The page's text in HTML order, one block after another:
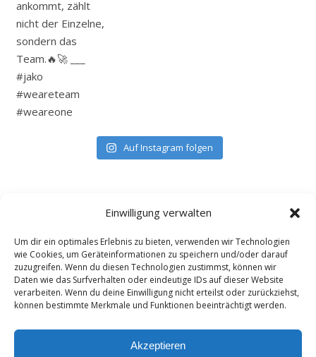
Einwilligung verwalten
Um dir ein optimales Erlebnis zu bieten, verwenden wir Technologien
wie Cookies, um Geräteinformationen zu speichern und/oder darauf
zuzugreifen. Wenn du diesen Technologien zustimmst, können wir
Daten wie das Surfverhalten oder eindeutige IDs auf dieser Website
verarbeiten. Wenn du deine Einwilligung nicht erteilst oder zurückziehst,
können bestimmte Merkmale und Funktionen beeinträchtigt werden.
Akzeptieren
Auf Instagram folgen
Bard Theme vonWP Royal